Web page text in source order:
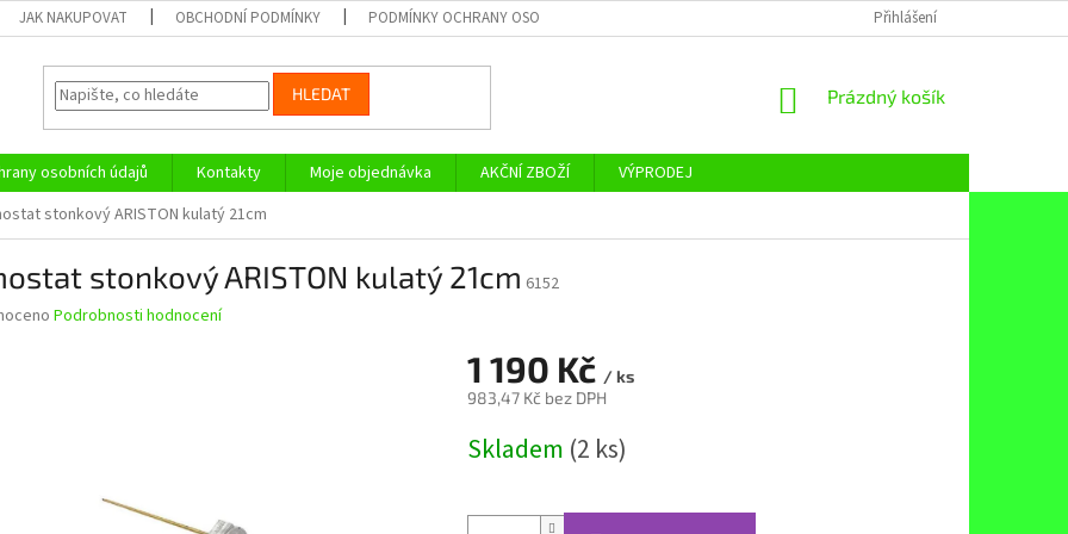
JAK NAKUPOVAT OBCHODNÍ PODMÍNKY PODMÍNKY OCHRANY OSOBNÍCH ÚDAJŮ Přihlášení
HLEDAT
NÁKUPNÍ
Prázdný košík
osobních údajů Kontakty Moje objednávka AKČNÍ ZBOŽÍ
VÝPRODEJ
stonkový ARISTON kulatý 21cm
stonkový ARISTON kulatý 21cm 6152
Podrobnosti hodnocení
1 190 Kč / ks
983,47 Kč bez DPH
cena:
Skladem (2 ks)